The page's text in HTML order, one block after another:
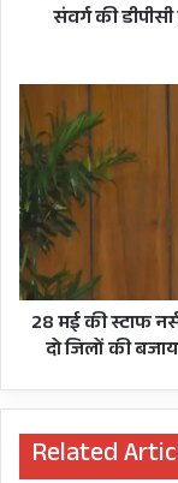
भी
तक
7
566
सचिव
डीपीसी
सहित
पदोन्नति
के
कई
मुद्दे
रखे,
मिला
माँगों
पर
एक्शन
आश्वासन
संवर्ग की
28
मई
की
स्टाफ
नर्स
भर्ती
परीक्षा
सीएम
तीरथ
निर्देश
रद्द,
जिलों
28 मई की स्टाफ नर्स
दो जिलों की
Related